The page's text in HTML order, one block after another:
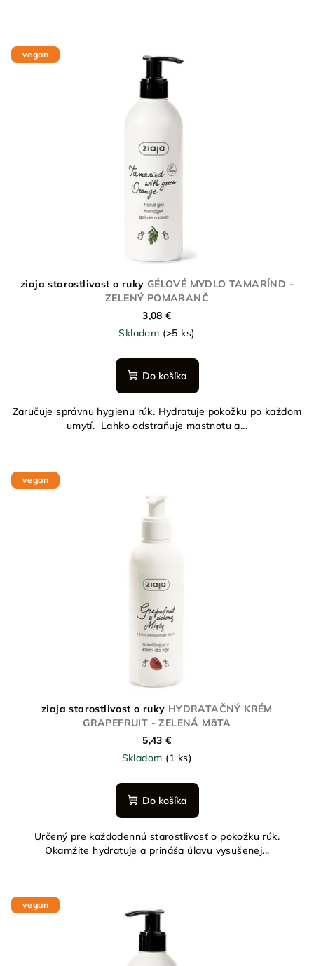
vegan
ziaja starostlivosť o ruky GÉLOVÉ MYDLO TAMARÍND -
ZELENÝ POMARANČ
3,08 €
Skladom (>5 ks)
Do košíka
Zaručuje správnu hygienu rúk. Hydratuje pokožku po každom
umytí. Ľahko odstraňuje mastnotu a...
vegan
ziaja starostlivosť o ruky HYDRATAČNÝ KRÉM
GRAPEFRUIT - ZELENÁ MäTA
5,43 €
Skladom (1 ks)
Do košíka
Určený pre každodennú starostlivosť o pokožku rúk.
Okamžite hydratuje a prináša úľavu vysušenej...
vegan